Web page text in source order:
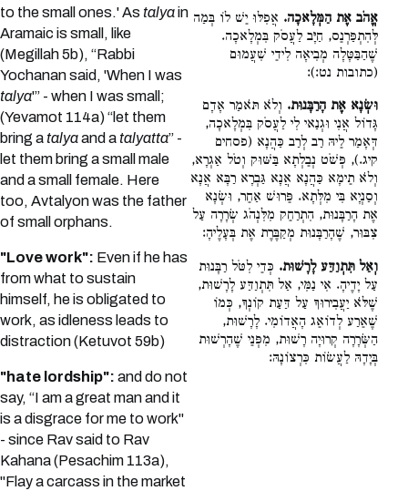
to the small ones.' As talyain
Aramaic is small, like
(Megillah 5b), “Rabbi
Yochanan said, 'When I was
talya'” - when I was small;
(Yevamot 114a) “let them
bring a talyaand a talyatta” -
let them bring a small male
and a small female. Here
too, Avtalyon was the father
of small orphans.
"Love work": Even if he has
from what to sustain
himself, he is obligated to
work, as idleness leads to
distraction (Ketuvot 59b)
"hate lordship": and do not
say, “I am a great man and it
is a disgrace for me to work"
- since Rav said to Rav
Kahana (Pesachim 113a),
"Flay a carcass in the market
אֱהֹב אֶת הַמְּלָאכָה. אֲפִלּוּ יֵשׁ לוֹ בְּמַה
לְּהִתְפַּרְנֵס, חַיָּב לַעֲסֹק בִּמְלָאכָה.
שֶׁהַבַּטָּלָה מְבִיאָה לִידֵי שִׁעֲמוּם
(כתובות נט:):
וּשְׂנָא אֶת הָרַבָּנוּת. וְלֹא תֹּאמַר אָדָם
גָּדוֹל אֲנִי וּגְנַאי לִי לַעֲסֹק בִּמְלָאכָה,
דְּאָמַר לֵיהּ רַב לְרַב כַּהֲנָא (פסחים
קיג.), פְּשֹׁט נְבֵלְתָא בַּשּׁוּק וְטֹל אַגְרָא,
וְלֹא תֵימָא כַּהֲנָא אֲנָא גַּבְרָא רַבָּא אֲנָא
וְסַנְיָא בִּי מִלְּתָא. פֵּרוּשׁ אַחֵר, וּשְׂנָא
אֶת הָרַבָּנוּת, הִתְרַחֵק מִלִּנְהֹג שְׂרָרָה עַל
צִבּוּר, שֶׁהָרַבָּנוּת מְקַבֶּרֶת אֶת בְּעָלֶיהָ:
וְאַל תִּתְוַדַּע לָרָשׁוּת. כְּדֵי לִטֹּל רַבָּנוּת
עַל יָדֶיהָ. אִי נַמִּי, אַל תִּתְוַדַּע לָרָשׁוּת,
שֶׁלֹּא יַעֲבִירוּךָ עַל דַּעַת קוֹנְךָ, כְּמוֹ
שֶׁאֵרַע לְדוֹאֵג הָאֲדוֹמִי. לָרָשׁוּת,
הַשְּׂרָרָה קְרוּיָה רָשׁוּת, מִפְּנֵי שֶׁהָרְשׁוּת
בְּיָדָהּ לַעֲשׂוֹת כִּרְצוֹנָהּ: